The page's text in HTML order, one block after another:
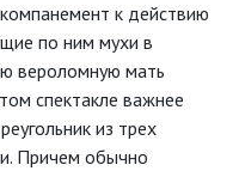
к действию
по ним мухи в
вероломную мать
спектакле важнее
из трех
Причем обычно